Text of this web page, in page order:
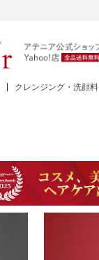
クレンジング・洗顔料